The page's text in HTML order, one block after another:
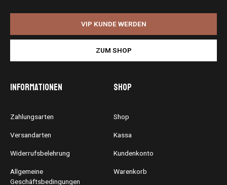
VIP KUNDE WERDEN
ZUM SHOP
Informationen
Zahlungsarten
Versandarten
Widerrufsbelehrung
Allgemeine
Geschäftsbedingungen
Shop
Shop
Kassa
Kundenkonto
Warenkorb